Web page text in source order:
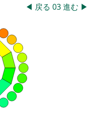
◀ 戻る 03進む ▶